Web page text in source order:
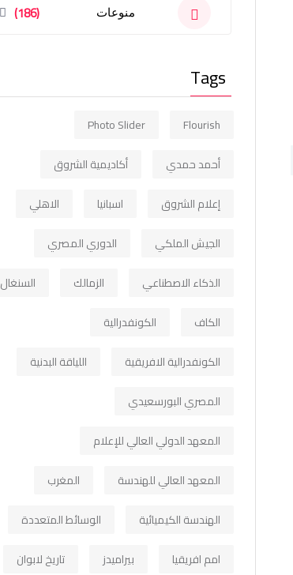
منوعات (186)
Tags
Flourish
Photo Slider
أحمد حمدي
أكاديمية الشروق
إعلام الشروق
اسبانيا
الاهلي
الجيش الملكي
الدوري المصري
الذكاء الاصطناعي
الزمالك
السنغال
الكاف
الكونفدرالية
الكونفدرالية الافريقية
اللياقة البدنية
المصري البورسعيدي
المعهد الدولي العالي للإعلام
المعهد العالي للهندسة
المغرب
الهندسة الكيميائية
الوسائط المتعددة
امم افريقيا
بيراميدز
تاريخ لابوان